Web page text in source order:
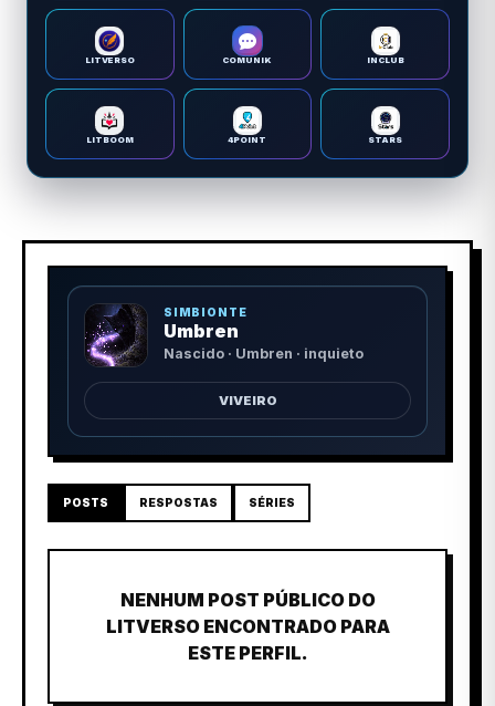
LITVERSO COMUNIK INCLUB
LITBOOM 4POINT STARS
SIMBIONTE
Umbren
Nascido · Umbren · inquieto
VIVEIRO
POSTS RESPOSTAS SÉRIES
NENHUM POST PÚBLICO DO
LITVERSO ENCONTRADO PARA
ESTE PERFIL.